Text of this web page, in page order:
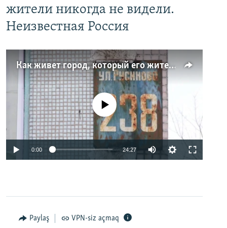
жители никогда не видели.
Неизвестная Россия
Как живет город, который его жители никогда не видели. Неизвестная Россия
No media source currently available
0:00 24:27
Paylaş VPN-siz açmaq